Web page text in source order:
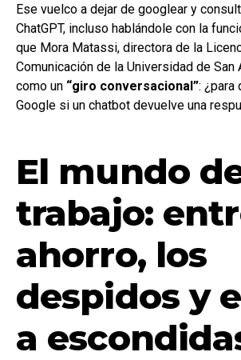
Ese vuelco a dejar de googlear y
ChatGPT, incluso hablándole con la
que Mora Matassi, directora de la
Comunicación de la Universidad de San
como un “giro conversacional”: ¿para
Google si un chatbot devuelve una
El mundo
trabajo:
ahorro, los
despidos y
a